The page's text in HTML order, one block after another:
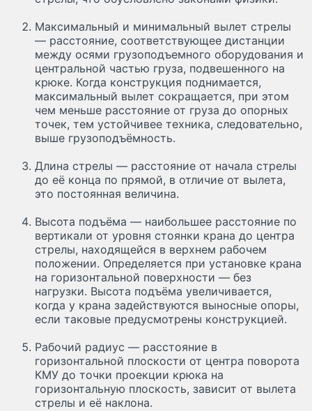
Максимальный и минимальный вылет стрелы
— расстояние, соответствующее дистанции
между осями грузоподъемного оборудования и
центральной частью груза, подвешенного на
крюке. Когда конструкция поднимается,
максимальный вылет сокращается, при этом
чем меньше расстояние от груза до опорных
точек, тем устойчивее техника, следовательно,
выше грузоподъёмность.
Длина стрелы — расстояние от начала стрелы
до её конца по прямой, в отличие от вылета,
это постоянная величина.
Высота подъёма — наибольшее расстояние по
вертикали от уровня стоянки крана до центра
стрелы, находящейся в верхнем рабочем
положении. Определяется при установке крана
на горизонтальной поверхности — без
нагрузки. Высота подъёма увеличивается,
когда у крана задействуются выносные опоры,
если таковые предусмотрены конструкцией.
Рабочий радиус — расстояние в
горизонтальной плоскости от центра поворота
КМУ до точки проекции крюка на
горизонтальную плоскость, зависит от вылета
стрелы и её наклона.